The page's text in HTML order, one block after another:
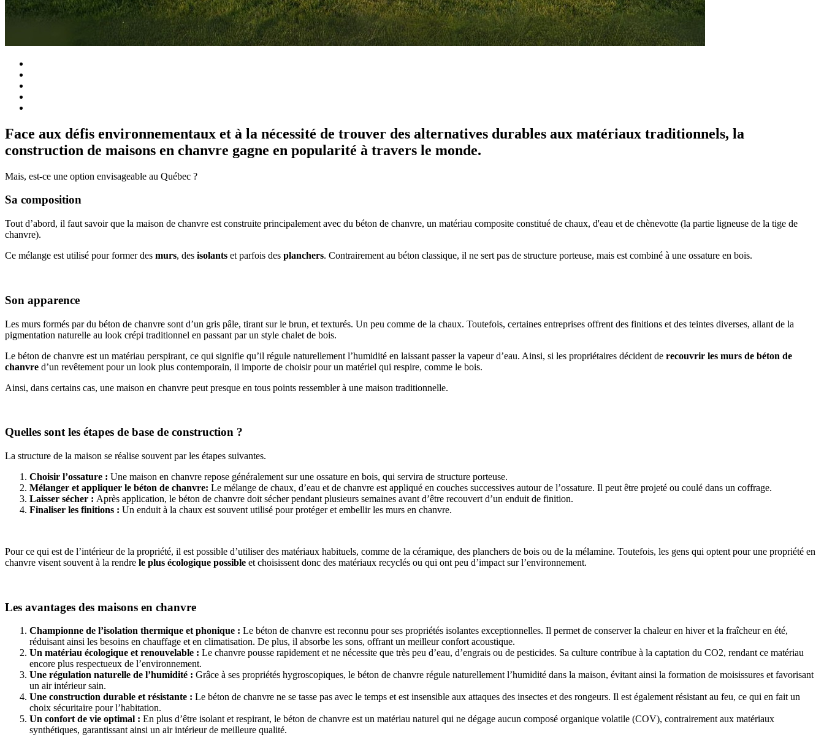
Face aux défis environnementaux et à la nécessité de trouver des alternatives durables aux matériaux traditionnels, la
construction de maisons en chanvre gagne en popularité à travers le monde.
Mais, est-ce une option envisageable au Québec ?
Sa composition
Tout d’abord, il faut savoir que la maison de chanvre est construite principalement avec du béton de chanvre, un matériau composite constitué de chaux, d'eau et de chènevotte (la partie ligneuse de la tige de
chanvre).
Ce mélange est utilisé pour former des murs, des isolants et parfois des planchers. Contrairement au béton classique, il ne sert pas de structure porteuse, mais est combiné à une ossature en bois.
Son apparence
Les murs formés par du béton de chanvre sont d’un gris pâle, tirant sur le brun, et texturés. Un peu comme de la chaux. Toutefois, certaines entreprises offrent des finitions et des teintes diverses, allant de la
pigmentation naturelle au look crépi traditionnel en passant par un style chalet de bois.
Le béton de chanvre est un matériau perspirant, ce qui signifie qu’il régule naturellement l’humidité en laissant passer la vapeur d’eau. Ainsi, si les propriétaires décident de recouvrir les murs de béton de
chanvre d’un revêtement pour un look plus contemporain, il importe de choisir pour un matériel qui respire, comme le bois.
Ainsi, dans certains cas, une maison en chanvre peut presque en tous points ressembler à une maison traditionnelle.
Quelles sont les étapes de base de construction ?
La structure de la maison se réalise souvent par les étapes suivantes.
Choisir l’ossature : Une maison en chanvre repose généralement sur une ossature en bois, qui servira de structure porteuse.
Mélanger et appliquer le béton de chanvre: Le mélange de chaux, d’eau et de chanvre est appliqué en couches successives autour de l’ossature. Il peut être projeté ou coulé dans un coffrage.
Laisser sécher : Après application, le béton de chanvre doit sécher pendant plusieurs semaines avant d’être recouvert d’un enduit de finition.
Finaliser les finitions : Un enduit à la chaux est souvent utilisé pour protéger et embellir les murs en chanvre.
Pour ce qui est de l’intérieur de la propriété, il est possible d’utiliser des matériaux habituels, comme de la céramique, des planchers de bois ou de la mélamine. Toutefois, les gens qui optent pour une propriété en
chanvre visent souvent à la rendre le plus écologique possible et choisissent donc des matériaux recyclés ou qui ont peu d’impact sur l’environnement.
Les avantages des maisons en chanvre
Championne de l’isolation thermique et phonique : Le béton de chanvre est reconnu pour ses propriétés isolantes exceptionnelles. Il permet de conserver la chaleur en hiver et la fraîcheur en été,
réduisant ainsi les besoins en chauffage et en climatisation. De plus, il absorbe les sons, offrant un meilleur confort acoustique.
Un matériau écologique et renouvelable : Le chanvre pousse rapidement et ne nécessite que très peu d’eau, d’engrais ou de pesticides. Sa culture contribue à la captation du CO2, rendant ce matériau
encore plus respectueux de l’environnement.
Une régulation naturelle de l’humidité : Grâce à ses propriétés hygroscopiques, le béton de chanvre régule naturellement l’humidité dans la maison, évitant ainsi la formation de moisissures et favorisant
un air intérieur sain.
Une construction durable et résistante : Le béton de chanvre ne se tasse pas avec le temps et est insensible aux attaques des insectes et des rongeurs. Il est également résistant au feu, ce qui en fait un
choix sécuritaire pour l’habitation.
Un confort de vie optimal : En plus d’être isolant et respirant, le béton de chanvre est un matériau naturel qui ne dégage aucun composé organique volatile (COV), contrairement aux matériaux
synthétiques, garantissant ainsi un air intérieur de meilleure qualité.